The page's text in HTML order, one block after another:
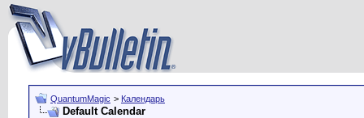
QuantumMagic > Календарь
Default Calendar